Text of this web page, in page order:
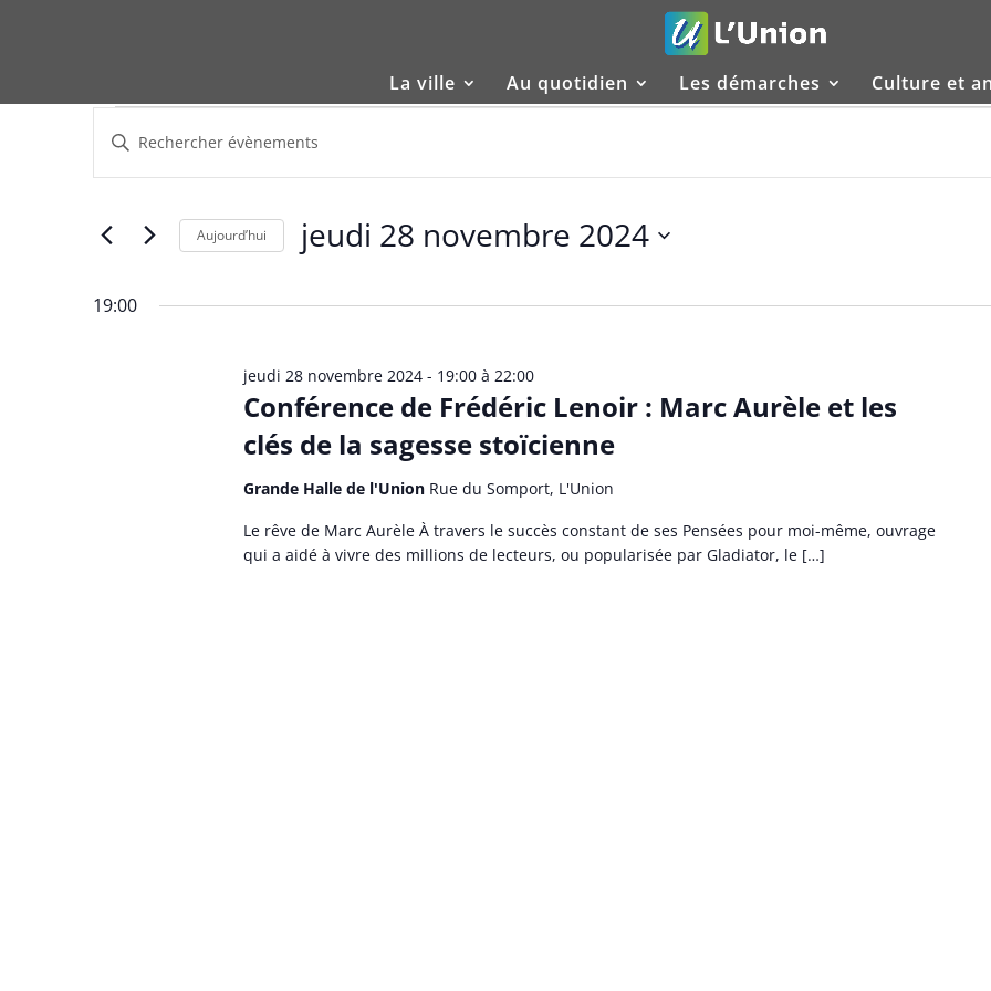
La ville Au quotidien Les démarches Culture et
Évènements
for
jeudi
28
novembre
2024
Recherche
et
navigation
vues
Évènements
Saisir
clé.
Évènements
clé.
Aujourd’hui jeudi 28 novembre 2024
19:00
Conférence de Frédéric Lenoir : Marc Aurèle et les
clés de la sagesse stoïcienne
jeudi 28 novembre 2024 - 19:00à 22:00
Grande Halle de l'Union Rue du Somport, L'Union
Le rêve de Marc Aurèle À travers le succès constant de ses Pensées pour moi-même, ouvrage
qui a aidé à vivre des millions de lecteurs, ou popularisée par Gladiator, le […]